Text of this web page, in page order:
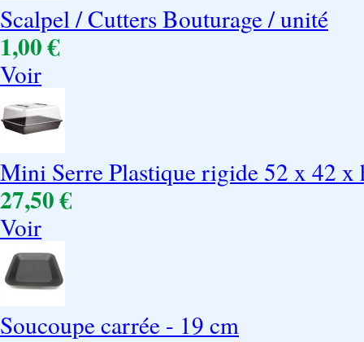
Scalpel / Cutters Bouturage / unité
1,00 €
Voir
Mini Serre Plastique rigide 52 x 42 x
27,50 €
Voir
Soucoupe carrée - 19 cm